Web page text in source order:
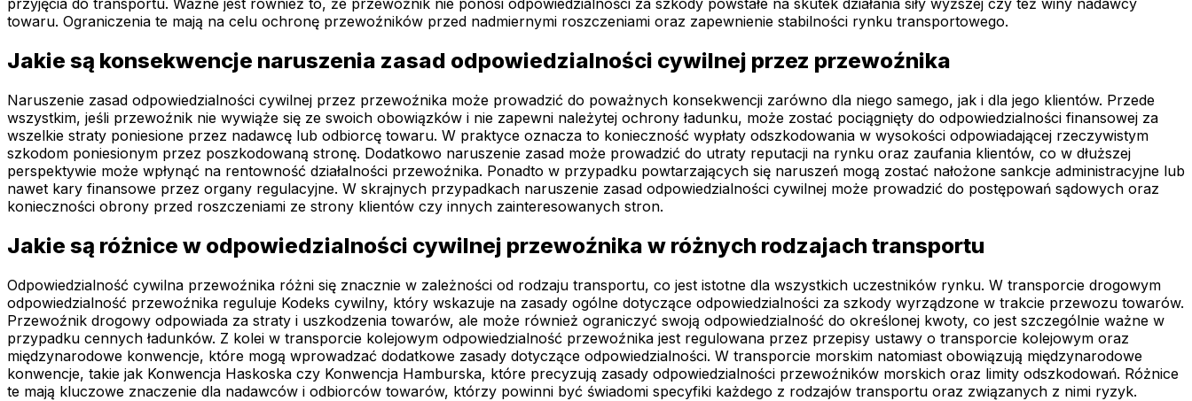
przyjęcia do transportu. Ważne jest również to, że przewoźnik nie ponosi odpowiedzialności za szkody powstałe na skutek działania siły wyższej czy też winy nadawcy
towaru. Ograniczenia te mają na celu ochronę przewoźników przed nadmiernymi roszczeniami oraz zapewnienie stabilności rynku transportowego.
Jakie są konsekwencje naruszenia zasad odpowiedzialności cywilnej przez przewoźnika
Naruszenie zasad odpowiedzialności cywilnej przez przewoźnika może prowadzić do poważnych konsekwencji zarówno dla niego samego, jak i dla jego klientów. Przede
wszystkim, jeśli przewoźnik nie wywiąże się ze swoich obowiązków i nie zapewni należytej ochrony ładunku, może zostać pociągnięty do odpowiedzialności finansowej za
wszelkie straty poniesione przez nadawcę lub odbiorcę towaru. W praktyce oznacza to konieczność wypłaty odszkodowania w wysokości odpowiadającej rzeczywistym
szkodom poniesionym przez poszkodowaną stronę. Dodatkowo naruszenie zasad może prowadzić do utraty reputacji na rynku oraz zaufania klientów, co w dłuższej
perspektywie może wpłynąć na rentowność działalności przewoźnika. Ponadto w przypadku powtarzających się naruszeń mogą zostać nałożone sankcje administracyjne lub
nawet kary finansowe przez organy regulacyjne. W skrajnych przypadkach naruszenie zasad odpowiedzialności cywilnej może prowadzić do postępowań sądowych oraz
konieczności obrony przed roszczeniami ze strony klientów czy innych zainteresowanych stron.
Jakie są różnice w odpowiedzialności cywilnej przewoźnika w różnych rodzajach transportu
Odpowiedzialność cywilna przewoźnika różni się znacznie w zależności od rodzaju transportu, co jest istotne dla wszystkich uczestników rynku. W transporcie drogowym
odpowiedzialność przewoźnika reguluje Kodeks cywilny, który wskazuje na zasady ogólne dotyczące odpowiedzialności za szkody wyrządzone w trakcie przewozu towarów.
Przewoźnik drogowy odpowiada za straty i uszkodzenia towarów, ale może również ograniczyć swoją odpowiedzialność do określonej kwoty, co jest szczególnie ważne w
przypadku cennych ładunków. Z kolei w transporcie kolejowym odpowiedzialność przewoźnika jest regulowana przez przepisy ustawy o transporcie kolejowym oraz
międzynarodowe konwencje, które mogą wprowadzać dodatkowe zasady dotyczące odpowiedzialności. W transporcie morskim natomiast obowiązują międzynarodowe
konwencje, takie jak Konwencja Haskoska czy Konwencja Hamburska, które precyzują zasady odpowiedzialności przewoźników morskich oraz limity odszkodowań. Różnice
te mają kluczowe znaczenie dla nadawców i odbiorców towarów, którzy powinni być świadomi specyfiki każdego z rodzajów transportu oraz związanych z nimi ryzyk.